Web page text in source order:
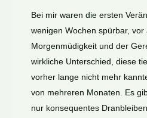
Bei mir waren die ersten
wenigen Wochen spürbar, vor
Morgenmüdigkeit und der
wirkliche Unterschied, diese
vorher lange nicht mehr
von mehreren Monaten. Es
nur konsequentes